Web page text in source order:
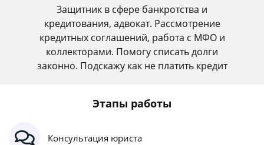
Защитник в сфере банкротства и
кредитования, адвокат. Рассмотрение
кредитных соглашений, работа с МФО и
коллекторами. Помогу списать долги
законно. Подскажу как не платить кредит
Этапы работы
Консультация юриста